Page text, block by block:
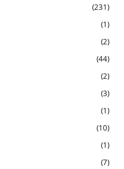
231
1
2
44
2
3
1
10
1
7